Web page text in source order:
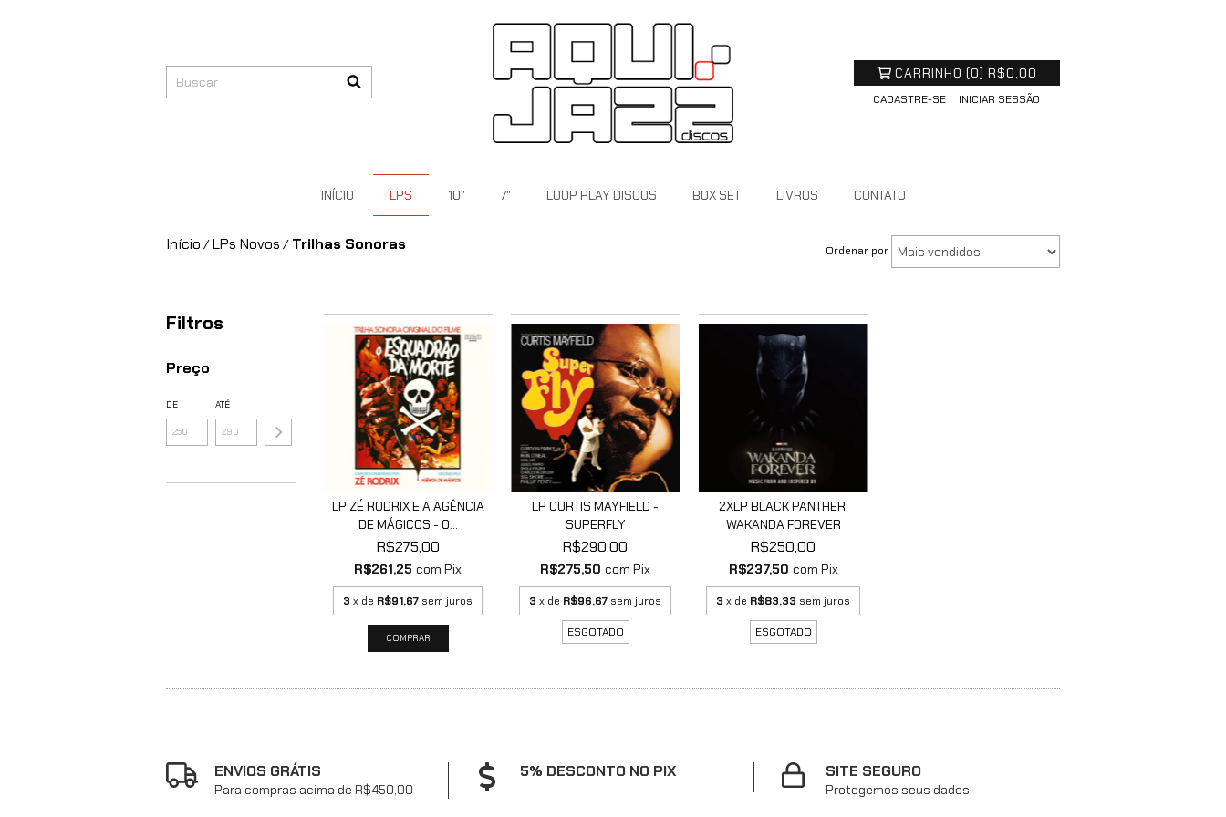
CARRINHO (0) R$0,00
CADASTRE-SE INICIAR SESSÃO
INÍCIO LPS 10" 7" LOOP PLAY DISCOS BOX SET LIVROS CONTATO
Início /LPs Novos / Trilhas Sonoras Ordenar por
Filtros
Preço
DE ATÉ
LP ZÉ RODRIX E A AGÊNCIA
DE MÁGICOS - O...
R$275,00
R$261,25com Pix
3 x de R$91,67 sem juros
LP CURTIS MAYFIELD -
SUPERFLY
R$290,00
R$275,50com Pix
3 x de R$96,67 sem juros
ESGOTADO
2XLP BLACK PANTHER:
WAKANDA FOREVER
R$250,00
R$237,50 com Pix
3 x de R$83,33 sem juros
ESGOTADO
ENVIOS GRÁTIS
Para compras acima de R$450,00
5% DESCONTO NO PIX SITE SEGURO
Protegemos seus dados